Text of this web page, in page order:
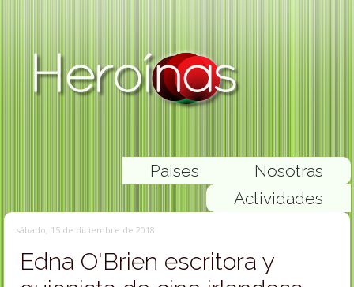
Nosotras
Paises
Actividades
sábado, 15 de diciembre de 2018
Edna O'Brien escritora y